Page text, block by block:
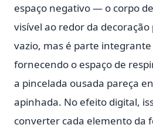
espaço negativo — o corpo
visível ao redor da
vazio, mas é parte
fornecendo o espaço de
a pincelada ousada pareça
apinhada. No efeito digital,
converter cada elemento da